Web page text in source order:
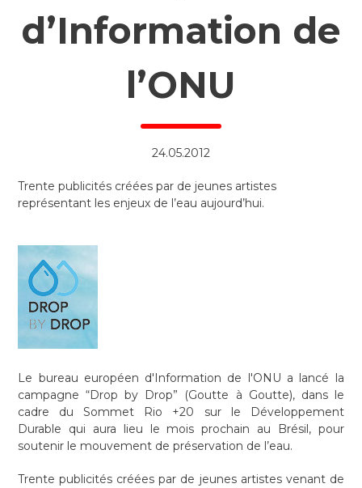
d’Information de
l’ONU
24.05.2012
Trente publicités créées par de jeunes artistes
représentant les enjeux de l’eau aujourd’hui.
Le bureau européen d'Information de l'ONU a lancé la
campagne “Drop by Drop” (Goutte à Goutte), dans le
cadre du Sommet Rio +20 sur le Développement
Durable qui aura lieu le mois prochain au Brésil, pour
soutenir le mouvement de préservation de l’eau.
Trente publicités créées par de jeunes artistes venant de